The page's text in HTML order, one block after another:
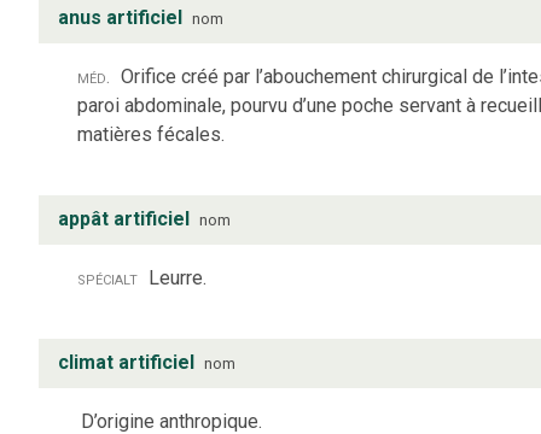
anus artificiel nom
méd. Orifice créé par l’abouchement chirurgical de
paroi abdominale, pourvu d’une poche servant à
matières fécales.
appât artificiel nom
spécialt Leurre.
climat artificiel nom
D’origine anthropique.